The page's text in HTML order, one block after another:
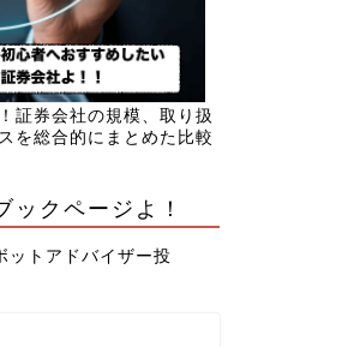
証券会社の規模、取り扱
を総合的にまとめた比較
ックページよ！
ットアドバイザー投